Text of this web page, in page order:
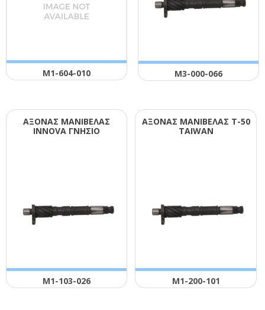
Μ1-604-010 Μ3-000-066
ΑΞΟΝΑΣ ΜΑΝΙΒΕΛΑΣ
ΙΝΝΟVΑ ΓΝΗΣΙΟ
Μ1-103-026
ΑΞΟΝΑΣ ΜΑΝΙΒΕΛΑΣ Τ-50
ΤΑΙWΑΝ
Μ1-200-101